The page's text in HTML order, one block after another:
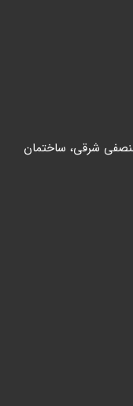
منصفی شرقی، ساختمان